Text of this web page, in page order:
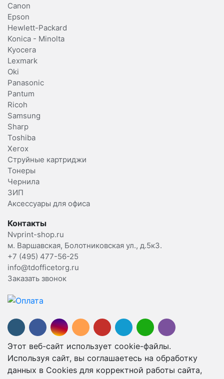
Canon
Epson
Hewlett-Packard
Konica - Minolta
Kyocera
Lexmark
Oki
Panasonic
Pantum
Ricoh
Samsung
Sharp
Toshiba
Xerox
Струйные картриджи
Тонеры
Чернила
ЗИП
Аксессуары для офиса
Контакты
Nvprint-shop.ru
м. Варшавская, Болотниковская ул., д.5к3.
+7 (495) 477-56-25
info@tdofficetorg.ru
Заказать звонок
Этот веб-сайт использует cookie-файлы.
Используя сайт, вы соглашаетесь на обработку
данных в Cookies для корректной работы сайта,